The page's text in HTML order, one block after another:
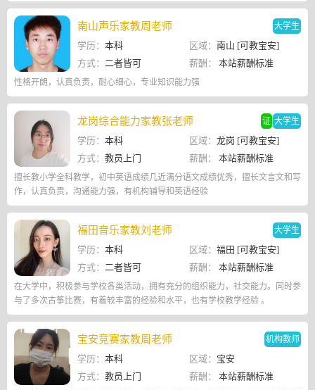
南山声乐家教周老师 大学生
学历： 本科 区域： 南山 [可教宝安]
方式： 二者皆可 薪酬： 本站薪酬标准
性格开朗，认真负责，耐心细心，专业知识能力强
龙岗综合能力家教张老师 证 大学生
学历： 本科 区域： 龙岗 [可教宝安]
方式： 教员上门 薪酬： 本站薪酬标准
擅长教小学全科教学，初中英语成绩几近满分语文成绩优秀，擅长文言文和写
作，认真负责，沟通能力强，有机构辅导和英语经验
福田音乐家教刘老师 大学生
学历： 本科 区域： 福田 [可教宝安]
方式： 二者皆可 薪酬： 本站薪酬标准
在大学中，积极参与学校各类活动，拥有充分的组织能力，社交能力。同时参
与了多次古筝比赛，有着较丰富的经验和水平，也有学校教学经验 。
宝安竞赛家教周老师 机构教师
学历： 本科 区域： 宝安
方式： 教员上门 薪酬： 本站薪酬标准